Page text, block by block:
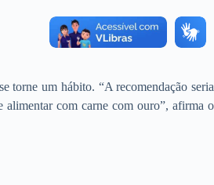
torne um hábito. “A recomendação seria
alimentar com carne com ouro”, afirma o